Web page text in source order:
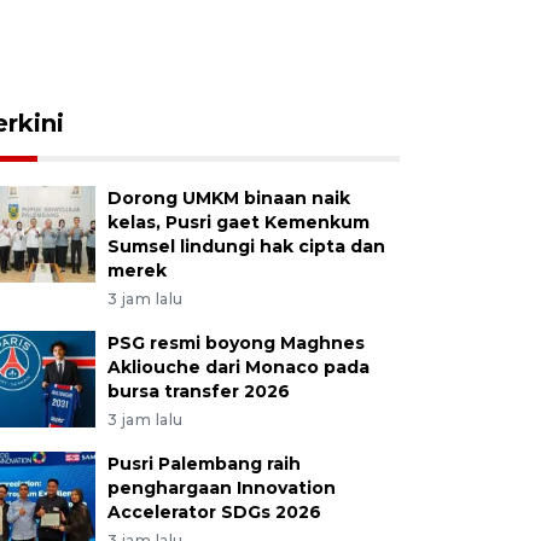
Dorong UMKM binaan naik
kelas, Pusri gaet Kemenkum
Sumsel lindungi hak cipta dan
merek
3 jam lalu
PSG resmi boyong Maghnes
Akliouche dari Monaco pada
bursa transfer 2026
3 jam lalu
Pusri Palembang raih
penghargaan Innovation
Accelerator SDGs 2026